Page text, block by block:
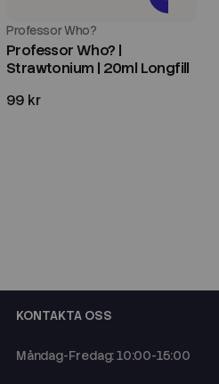
Professor Who?
Professor Who? |
Strawtonium | 20ml Longfill
99 kr
KONTAKTA OSS
Måndag-Fredag: 10:00-15:00